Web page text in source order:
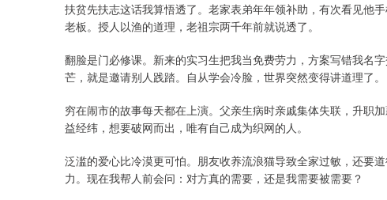
扶贫先扶志这话我算悟透了。老家表弟年年领补助，有次看见他
老板。授人以渔的道理，老祖宗两千年前就说透了。
翻脸是门必修课。新来的实习生把我当免费劳力，方案写错我名
芒，就是邀请别人践踏。自从学会冷脸，世界突然变得讲道理了。
穷在闹市的故事每天都在上演。父亲生病时亲戚集体失联，升职
益经纬，想要破网而出，唯有自己成为织网的人。
泛滥的爱心比冷漠更可怕。朋友收养流浪猫导致全家过敏，还要
力。现在我帮人前会问：对方真的需要，还是我需要被需要？